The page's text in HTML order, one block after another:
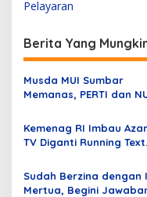
i
g
a
s
i
p
o
s
Pelayaran
Berita Yang
Musda MUI Sumbar
Memanas, PERTI dan
Kemenag RI Imbau
TV Diganti Running Text
Apa Respon MUI, PBNU
Muhammadiyah?
Sudah Berzina dengan
Mertua, Begini